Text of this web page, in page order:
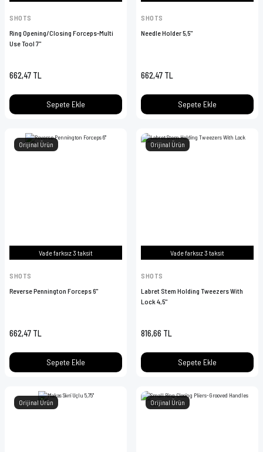
SHOTS
Ring Opening/Closing Forceps-Multi
Use Tool 7''
662,47 TL
Sepete Ekle
SHOTS
Needle Holder 5,5''
662,47 TL
Sepete Ekle
Orijinal Ürün
Vade farksız 3 taksit
SHOTS
Reverse Pennington Forceps 6''
662,47 TL
Sepete Ekle
Orijinal Ürün
Vade farksız 3 taksit
SHOTS
Labret Stem Holding Tweezers With
Lock 4,5''
816,66 TL
Sepete Ekle
Orijinal Ürün Orijinal Ürün